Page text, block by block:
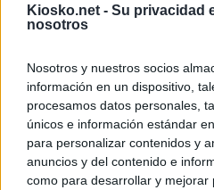
Kiosko.net - Su privacidad
nosotros
Nosotros y nuestros socios
información en un dispositivo,
procesamos datos personales,
únicos e información estándar
para personalizar contenidos y
anuncios y del contenido e
como para desarrollar y mejorar